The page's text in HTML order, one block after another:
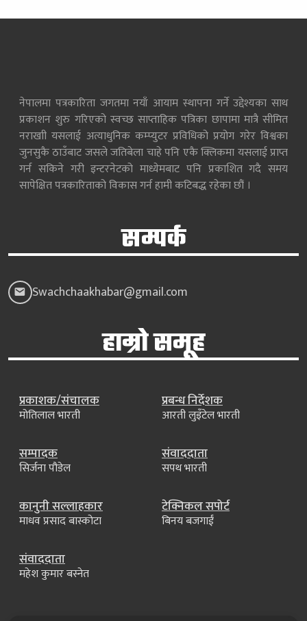
नेपालमा पत्रकारिता जगतमा नयाँ आयाम स्थापना गर्ने उद्देश्यका साथ
प्रकाशन शुरु गरिएको स्वच्छ साप्ताहिक पत्रिका छापामा मात्रै सीमित
नराखाी यसलाई अत्याधुनिक कम्प्युटर प्रविधिको प्रयोग गरेर विश्वका
जुनसुकै ठाउँबाट जसले जतिबेला चाहे पनि एकै क्लिकमा यसलाई प्राप्त
गर्न सकिने गरी इन्टरनेटको माध्येमबाट पनि प्रकाशित गदै समय
सापेक्षित पत्रकारिताको विकास गर्न हामी कटिबद्ध रहेका छौं ।
सम्पर्क
Swachchaakhabar@gmail.com
हाम्रो समूह
प्रकाशक/संचालक
मोतिलाल भारती
प्रबन्ध निर्देशक
आरती लुइँटेल भारती
सम्पादक
सिर्जना पौडेल
संवाददाता
सपथ भारती
कानुनी सल्लाहकार
माधव प्रसाद बास्कोटा
टेक्निकल सपोर्ट
बिनय बजगाईं
संवाददाता
महेश कुमार बस्नेत